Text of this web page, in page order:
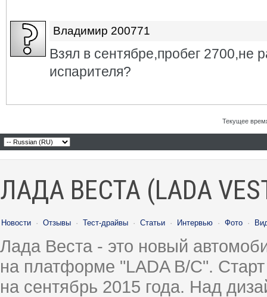
Владимир 200771
Взял в сентябре,пробег 2700,не
испарителя?
Текущее
ЛАДА ВЕСТА (LADA
Новости · Отзывы · Тест-драйвы · Статьи · Интервью · Фото ·
Лада Веста - это новый
на платформе "LADA B/C".
на сентябрь 2015 года. Над